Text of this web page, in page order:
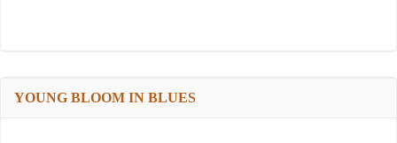
YOUNG BLOOM IN BLUES